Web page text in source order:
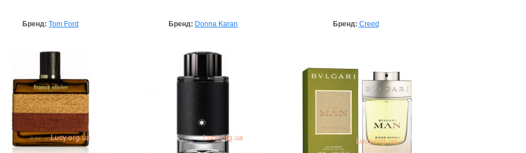
Бренд: Tom Ford Бренд: Donna Karan Бренд: Creed